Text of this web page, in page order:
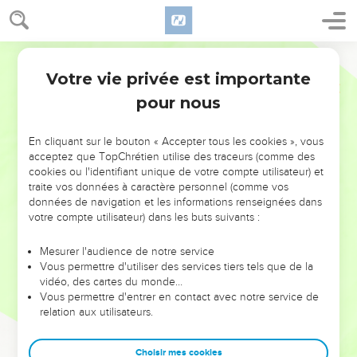
NE MANQUEZ PAS L’ÉVÉNEMENT
DE L’ANNÉE !
ET SI LEURS ERREURS POUVAIENT VOUS ÉVITER LES
VOTRES ?
leur foi ou leur vision. Mais on voit moins les doutes, les erreurs
et les saisons difficiles qu'ils ont traversés, alors même que ce
sont elles qui les ont façonnés.
Dans cette conférence, leaders, entrepreneurs, et responsables
clés pour avancer avec plus de sagesse afin que leurs erreurs
Votre vie privée est importante
pour nous
En cliquant sur le bouton « Accepter tous les cookies », vous
acceptez que TopChrétien utilise des traceurs (comme des
cookies ou l'identifiant unique de votre compte utilisateur) et
traite vos données à caractère personnel (comme vos
données de navigation et les informations renseignées dans
votre compte utilisateur) dans les buts suivants :
Mesurer l'audience de notre service
Vous permettre d'utiliser des services tiers tels que de la
vidéo, des cartes du monde…
Vous permettre d'entrer en contact avec notre service de
relation aux utilisateurs.
Choisir mes cookies